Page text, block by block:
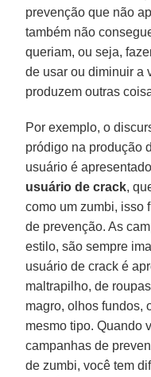
prevenção que não
também não
queriam, ou seja,
de usar ou diminuir a
produzem outras
Por exemplo, o
pródigo na produção
usuário é
usuário de crack,
como um zumbi, isso
de prevenção. As
estilo, são sempre
usuário de crack é
maltrapilho, de
magro, olhos fundos,
mesmo tipo. Quando
campanhas de
de zumbi, você tem